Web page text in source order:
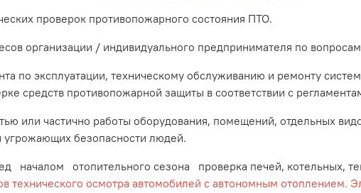
проверок противопожарного состояния ПТО.
организации / индивидуального предпринимателя по
по эксплуатации, техническому обслуживанию и ремонту
средств противопожарной защиты в соответствии с
или частично работы оборудования, помещений, отдельных
безопасности людей.
началом отопительного сезона проверка печей, котельных,
технического осмотра автомобилей с автономным отоплением.